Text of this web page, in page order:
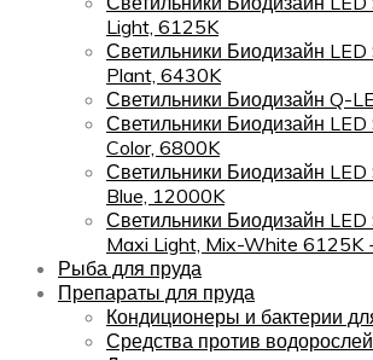
Light, 6125K
Светильники Биодизайн
Plant, 6430K
Светильники Биодизайн Q-
Светильники Биодизайн
Color, 6800K
Светильники Биодизайн
Blue, 12000K
Светильники Биодизайн
Maxi Light, Mix-White 6125K
Рыба для пруда
Препараты для пруда
Кондиционеры и бактерии
Средства против